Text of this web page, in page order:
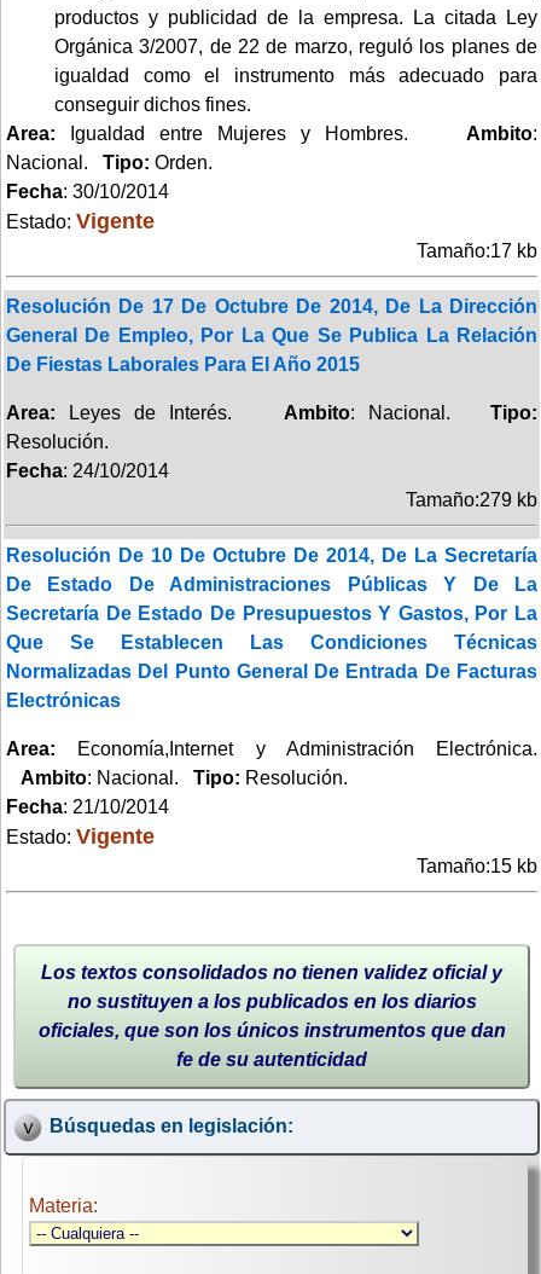
productos y publicidad de la empresa. La citada Ley
Orgánica 3/2007, de 22 de marzo, reguló los planes de
igualdad como el instrumento más adecuado para
conseguir dichos fines.
Area: Igualdad entre Mujeres y Hombres. Ambito:
Nacional. Tipo: Orden.
Fecha: 30/10/2014
Estado: Vigente
Tamaño:17 kb
Resolución De 17 De Octubre De 2014, De La Dirección
General De Empleo, Por La Que Se Publica La Relación
De Fiestas Laborales Para El Año 2015
Area: Leyes de Interés. Ambito: Nacional.Tipo:
Resolución.
Fecha: 24/10/2014
Tamaño:279 kb
Resolución De 10 De Octubre De 2014, De La Secretaría
De Estado De Administraciones Públicas Y De La
Secretaría De Estado De Presupuestos Y Gastos, Por La
Que Se Establecen Las Condiciones Técnicas
Normalizadas Del Punto General De Entrada De Facturas
Electrónicas
Area: Economía,Internet y Administración Electrónica.
Ambito: Nacional. Tipo: Resolución.
Fecha: 21/10/2014
Estado: Vigente
Tamaño:15 kb
Los textos consolidados no tienen validez oficial y
no sustituyen a los publicados en los diarios
oficiales, que son los únicos instrumentos que dan
fe de su autenticidad
Búsquedas en legislación:
Materia: